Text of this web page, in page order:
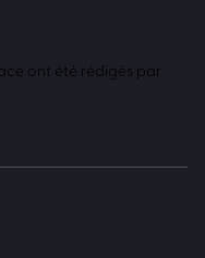
ont été rédigés par